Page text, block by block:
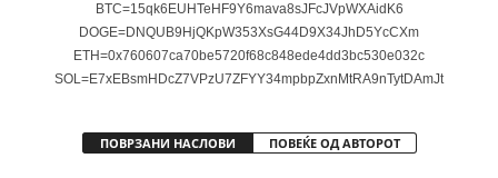
BTC=15qk6EUHTeHF9Y6mava8sJFcJVpWXAidK6
DOGE=DNQUB9HjQKpW353XsG44D9X34JhD5YcCXm
ETH=0x760607ca70be5720f68c848ede4dd3bc530e032c
SOL=E7xEBsmHDcZ7VPzU7ZFYY34mpbpZxnMtRA9nTytDAmJt
ПОВРЗАНИ НАСЛОВИ ПОВЕЌЕ ОД АВТОРОТ